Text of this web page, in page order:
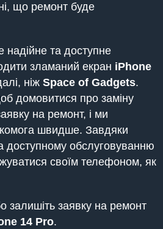
що ремонт буде
та доступне
зламаний екран iPhone
ніж Space of Gadgets.
домовитися про заміну
на ремонт, і ми
швидше. Завдяки
обслуговуванню
своїм телефоном, як
залишіть заявку на ремонт
14 Pro.